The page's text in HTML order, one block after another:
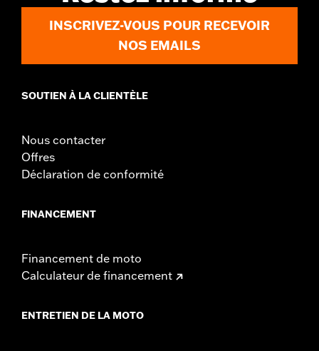
In the Box:Rotor and chrome installation hardware
WARRANTY:1 year limited warranty – Go towww.h-
for full details
INSCRIVEZ-VOUS POUR RECEVOIR
NOS EMAILS
SOUTIEN À LA CLIENTÈLE
Nous contacter
Offres
Déclaration de conformité
FINANCEMENT
Financement de moto
Calculateur de financement
ENTRETIEN DE LA MOTO